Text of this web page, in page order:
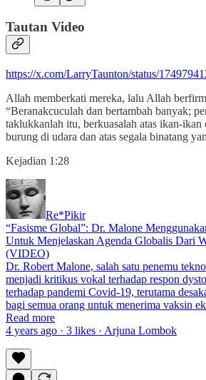
Tautan Video
https://x.com/LarryTaunton/status/
Allah memberkati mereka, lalu Allah
“Beranakcuculah dan bertambah banyak;
taklukkanlah itu, berkuasalah atas ikan-
burung di udara dan atas segala binatang
Kejadian 1:28
Re*Pikir
“Fasisme Global”: Dr. Malone
Untuk Menjelaskan Agenda Globalis Dari
(VIDEO)
Dr. Robert Malone, salah satu penemu
menjadi kritikus vokal terhadap respon
terhadap pandemi Covid-19, terutama
bagi semua orang untuk menerima vaksin
Read more
4 years ago · 3 likes · Arjuna Lombok